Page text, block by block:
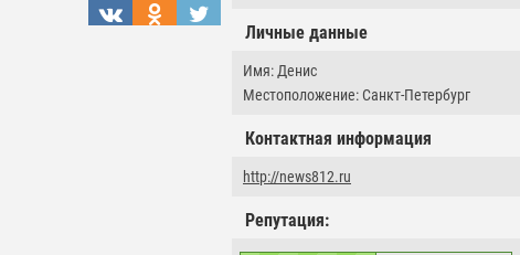
Личные данные
Имя: Денис
Местоположение: Санкт-Петербург
Контактная информация
http://news812.ru
Репутация: